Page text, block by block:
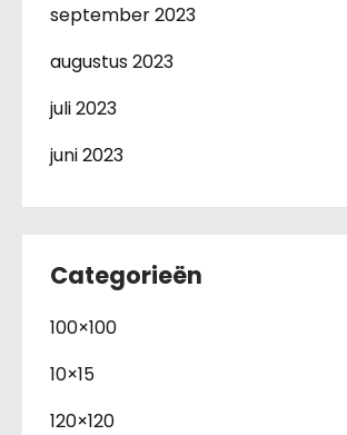
september 2023
augustus 2023
juli 2023
juni 2023
Categorieën
100×100
10×15
120×120